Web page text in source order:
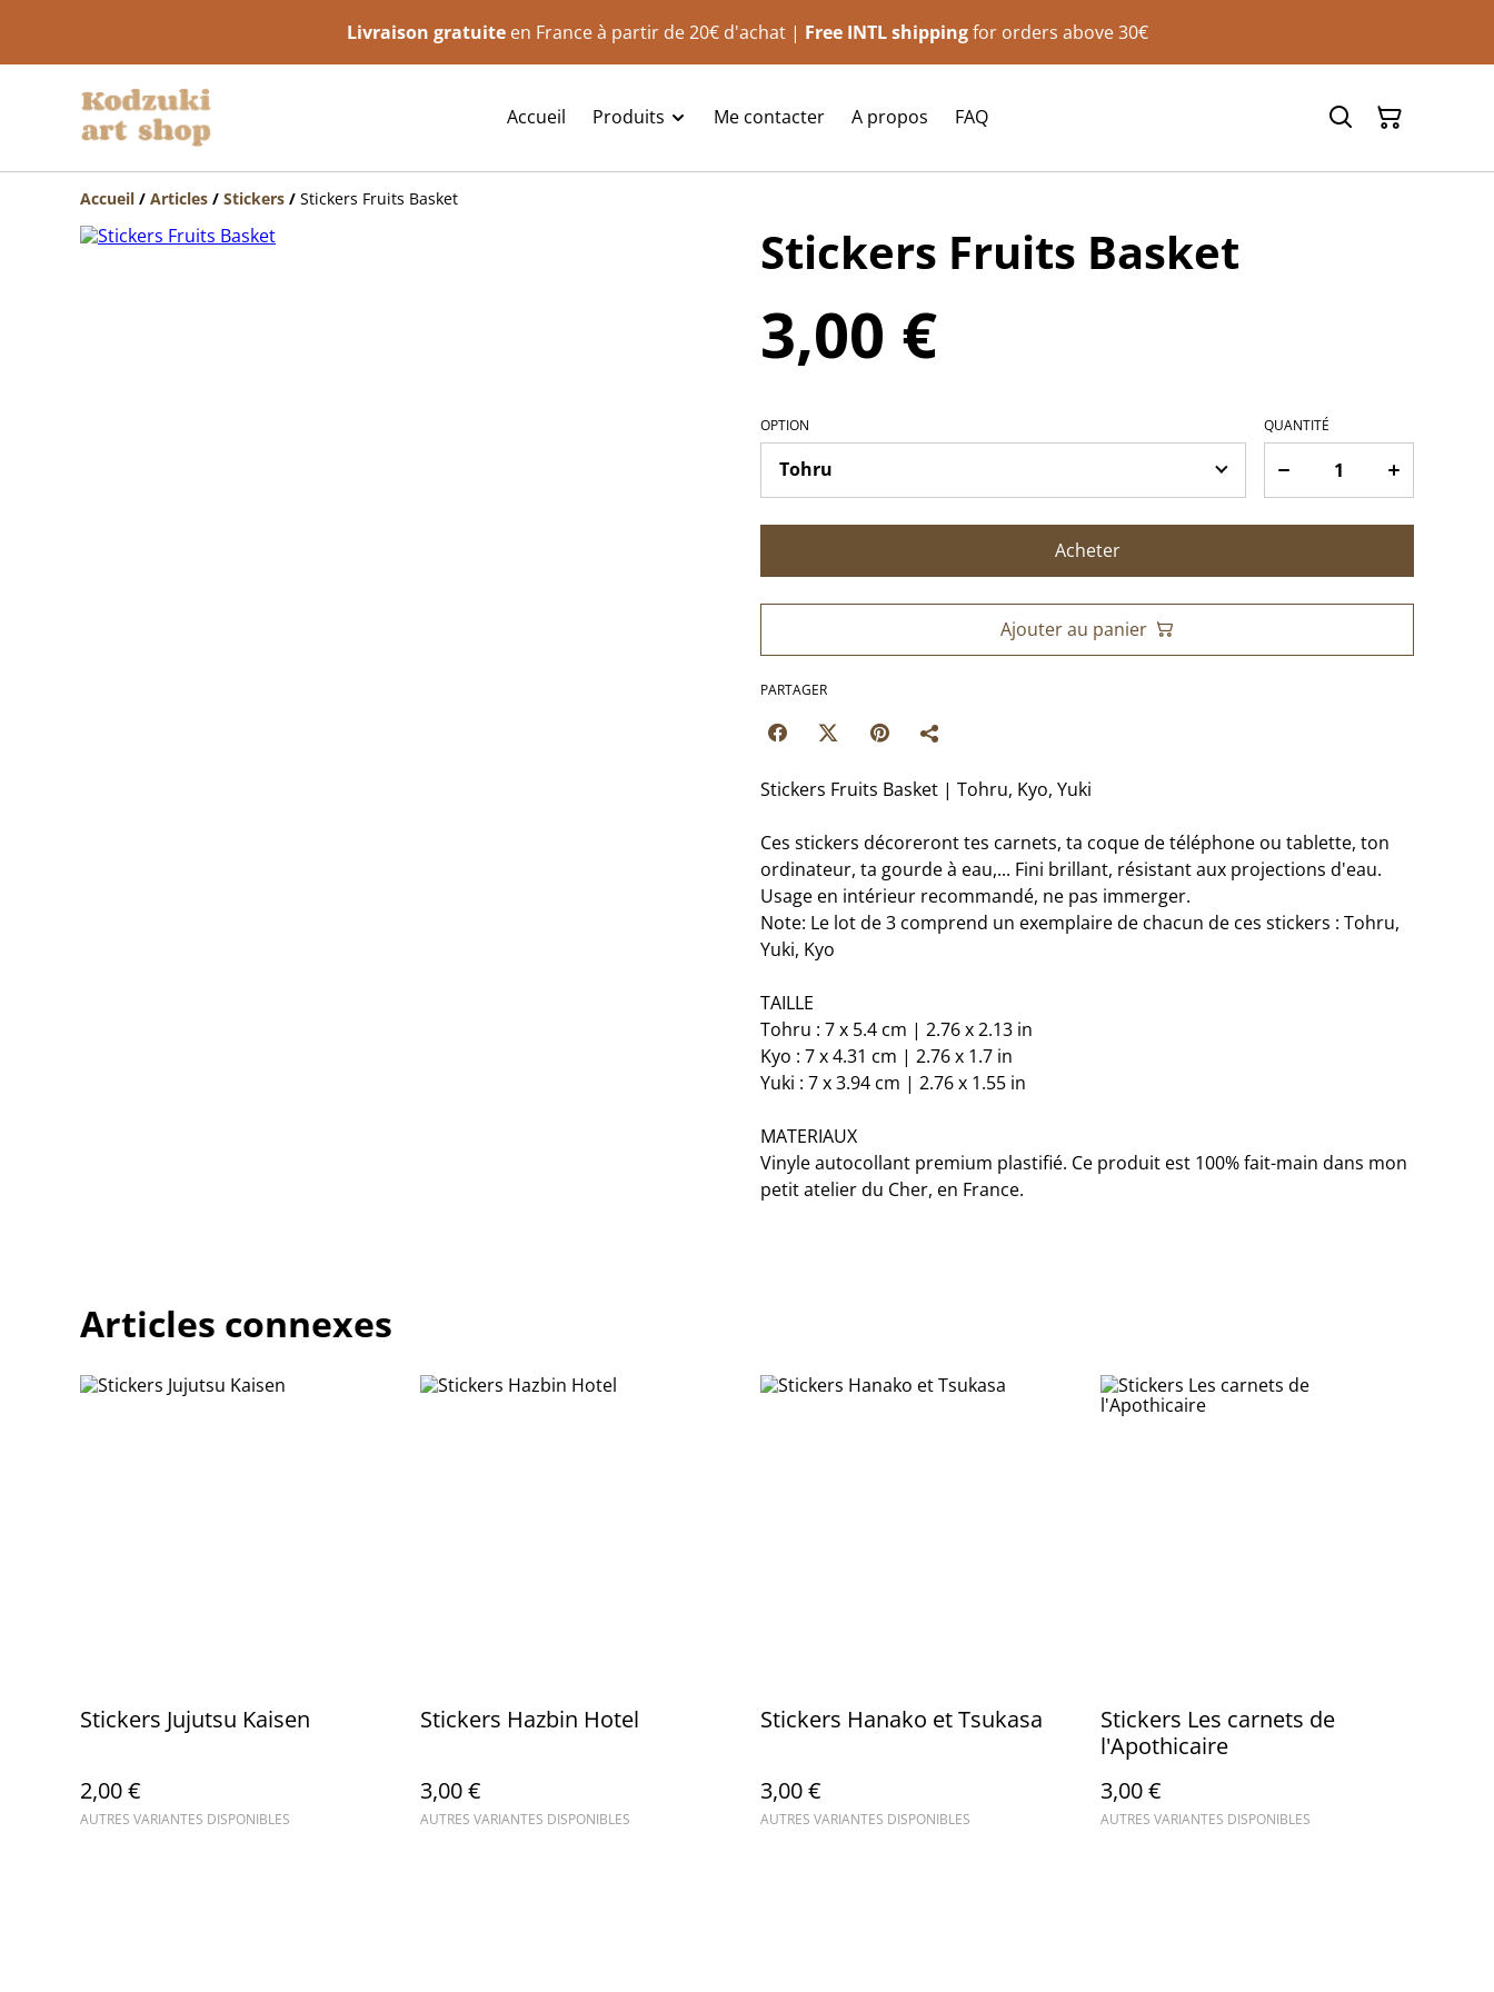
Livraison gratuiteen France à partir de 20€ d'achat | Free INTL shippingfor orders above 30€
Accueil Produits Me contacter A propos FAQ
Accueil / Articles / Stickers / Stickers Fruits Basket
Stickers Fruits Basket
3,00 €
OPTION QUANTITÉ
Acheter
Ajouter au panier
PARTAGER
Stickers Fruits Basket | Tohru, Kyo, Yuki
Ces stickers décoreront tes carnets, ta coque de téléphone ou tablette, ton
ordinateur, ta gourde à eau,... Fini brillant, résistant aux projections d'eau.
Usage en intérieur recommandé, ne pas immerger.
Note: Le lot de 3 comprend un exemplaire de chacun de ces stickers : Tohru,
Yuki, Kyo
TAILLE
Tohru : 7 x 5.4 cm | 2.76 x 2.13 in
Kyo : 7 x 4.31 cm | 2.76 x 1.7 in
Yuki : 7 x 3.94 cm | 2.76 x 1.55 in
MATERIAUX
Vinyle autocollant premium plastifié. Ce produit est 100% fait-main dans mon
petit atelier du Cher, en France.
Articles connexes
Stickers Jujutsu Kaisen
2,00 €
AUTRES VARIANTES DISPONIBLES
Stickers Hazbin Hotel
3,00 €
AUTRES VARIANTES DISPONIBLES
Stickers Hanako et Tsukasa
3,00 €
AUTRES VARIANTES DISPONIBLES
Stickers Les carnets de
l'Apothicaire
3,00 €
AUTRES VARIANTES DISPONIBLES